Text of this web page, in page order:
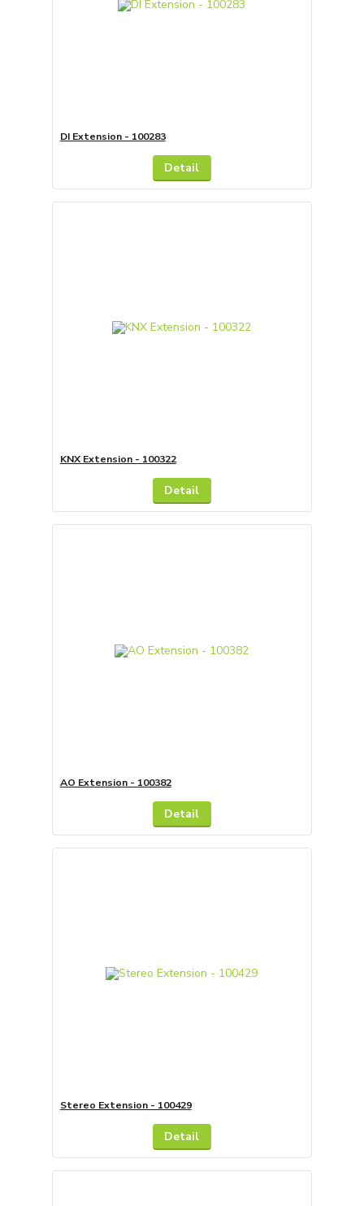
DI Extension - 100283
Detail
KNX Extension - 100322
Detail
AO Extension - 100382
Detail
Stereo Extension - 100429
Detail